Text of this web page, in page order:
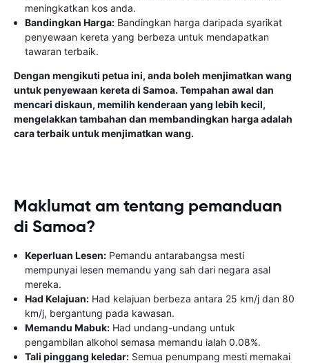
meningkatkan kos anda.
Bandingkan Harga: Bandingkan harga daripada syarikat
penyewaan kereta yang berbeza untuk mendapatkan
tawaran terbaik.
Dengan mengikuti petua ini, anda boleh menjimatkan wang
untuk penyewaan kereta di Samoa. Tempahan awal dan
mencari diskaun, memilih kenderaan yang lebih kecil,
mengelakkan tambahan dan membandingkan harga adalah
cara terbaik untuk menjimatkan wang.
Maklumat am tentang pemanduan
di Samoa?
Keperluan Lesen: Pemandu antarabangsa mesti
mempunyai lesen memandu yang sah dari negara asal
mereka.
Had Kelajuan: Had kelajuan berbeza antara 25 km/j dan 80
km/j, bergantung pada kawasan.
Memandu Mabuk: Had undang-undang untuk
pengambilan alkohol semasa memandu ialah 0.08%.
Tali pinggang keledar: Semua penumpang mesti memakai